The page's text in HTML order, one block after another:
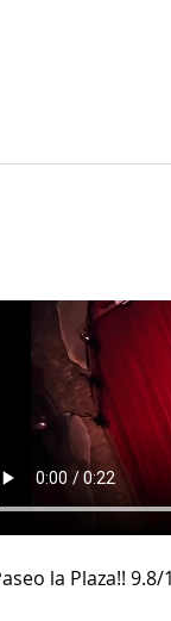
la Plaza!! 9.8/